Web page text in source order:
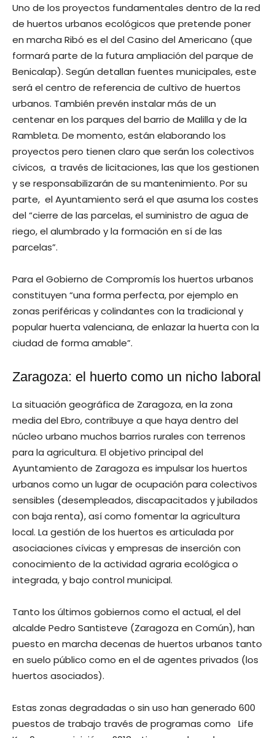
Uno de los proyectos fundamentales dentro de la red
de huertos urbanos ecológicos que pretende poner
en marcha Ribó es el del Casino del Americano (que
formará parte de la futura ampliación del parque de
Benicalap). Según detallan fuentes municipales, este
será el centro de referencia de cultivo de huertos
urbanos. También prevén instalar más de un
centenar en los parques del barrio de Malilla y de la
Rambleta. De momento, están elaborando los
proyectos pero tienen claro que serán los colectivos
cívicos, a través de licitaciones, las que los gestionen
y se responsabilizarán de su mantenimiento. Por su
parte, el Ayuntamiento será el que asuma los costes
del “cierre de las parcelas, el suministro de agua de
riego, el alumbrado y la formación en sí de las
parcelas”.
Para el Gobierno de Compromís los huertos urbanos
constituyen “una forma perfecta, por ejemplo en
zonas periféricas y colindantes con la tradicional y
popular huerta valenciana, de enlazar la huerta con la
ciudad de forma amable”.
Zaragoza: el huerto como un nicho laboral
La situación geográfica de Zaragoza, en la zona
media del Ebro, contribuye a que haya dentro del
núcleo urbano muchos barrios rurales con terrenos
para la agricultura. El objetivo principal del
Ayuntamiento de Zaragoza es impulsar los huertos
urbanos como un lugar de ocupación para colectivos
sensibles (desempleados, discapacitados y jubilados
con baja renta), así como fomentar la agricultura
local. La gestión de los huertos es articulada por
asociaciones cívicas y empresas de inserción con
conocimiento de la actividad agraria ecológica o
integrada, y bajo control municipal.
Tanto los últimos gobiernos como el actual, el del
alcalde Pedro Santisteve (Zaragoza en Común), han
puesto en marcha decenas de huertos urbanos tanto
en suelo público como en el de agentes privados (los
huertos asociados).
Estas zonas degradadas o sin uso han generado 600
puestos de trabajo través de programas como Life